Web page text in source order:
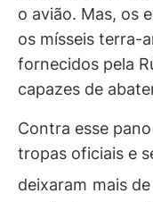
o avião. Mas, os
os mísseis terra-
fornecidos pela
capazes de
Contra esse
tropas oficiais e
deixaram mais